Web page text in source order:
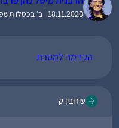
18.11.2020 | ב׳ בכסלו תשפ״א
הקדמה למסכת
עירובין ק